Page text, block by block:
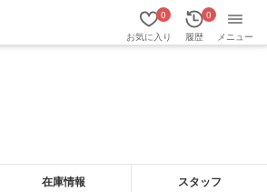
お気に入り
0
履歴
0
メニュー
在庫情報 スタッフ